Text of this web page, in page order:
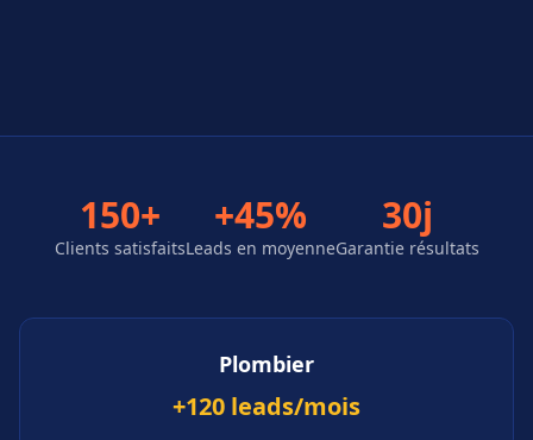
150+
Clients satisfaits
+45%
Leads en moyenne
30j
Garantie résultats
Plombier
+120 leads/mois